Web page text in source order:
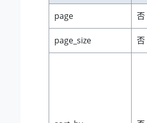
page 否
page_size 否